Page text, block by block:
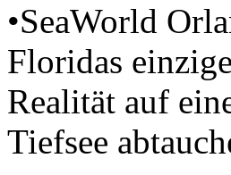
•SeaWorld
Floridas
Realität auf
Tiefsee